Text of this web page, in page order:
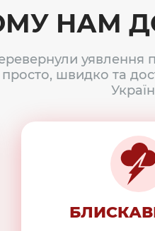
НАМ
уявлення
швидко та